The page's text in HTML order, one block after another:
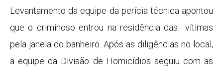
Levantamento da equipe da perícia técnica apontou
que o criminoso entrou na residência das vítimas
pela janela do banheiro. Após as diligências no local,
a equipe da Divisão de Homicídios seguiu com as